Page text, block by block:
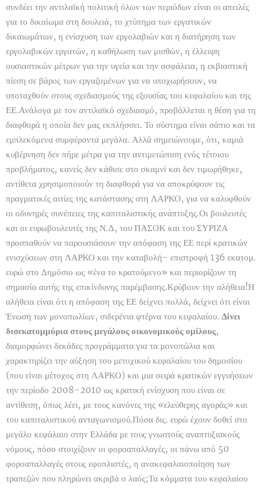
συνδέει την αντιλαϊκή πολιτική όλων των περιόδων είναι οι απειλές
για το δικαίωμα στη δουλειά, το χτύπημα των εργατικών
δικαιωμάτων, η ενίσχυση των εργολαβιών και η διατήρηση των
εργολαβικών εργατών, η καθήλωση των μισθών, η έλλειψη
ουσιαστικών μέτρων για την υγεία και την ασφάλεια, η εκβιαστική
πίεση σε βάρος των εργαζομένων για να υποχωρήσουν, να
υποταχθούν στους σχεδιασμούς της εξουσίας του κεφαλαίου και της
ΕΕ.Ανάλογα με τον αντιλαϊκό σχεδιασμό, προβάλλεται η θέση για τη
διαφθορά η οποία δεν μας εκπλήσσει. Το σύστημα είναι σάπιο και τα
εμπλεκόμενα συμφέροντα μεγάλα. Αλλά σημειώνουμε, ότι, καμιά
κυβέρνηση δεν πήρε μέτρα για την αντιμετώπιση ενός τέτοιου
προβλήματος, κανείς δεν κάθισε στο σκαμνί και δεν τιμωρήθηκε,
αντίθετα χρησιμοποιούν τη διαφθορά για να αποκρύψουν τις
πραγματικές αιτίες της κατάστασης στη ΛΑΡΚΟ, για να καλυφθούν
οι οδυνηρές συνέπειες της καπιταλιστικής ανάπτυξης.Οι βουλευτές
και οι ευρωβουλευτές της Ν.Δ, του ΠΑΣΟΚ και του ΣΥΡΙΖΑ
προσπαθούν να παρουσιάσουν την απόφαση της ΕΕ περί κρατικών
ενισχύσεων στη ΛΑΡΚΟ και την καταβολή- επιστροφή 136 εκατομ.
ευρώ στο Δημόσιο ως «ένα το κρατούμενο» και περιορίζουν τη
σημασία αυτής της επικίνδυνης παρέμβασης.Κρύβουν την αλήθεια!Η
αλήθεια είναι ότι η απόφαση της ΕΕ δείχνει πολλά, δείχνει ότι είναι
Ένωση των μονοπωλίων, σιδερένια φτέρνα του κεφαλαίου. Δίνει
δισεκατομμύρια στους μεγάλους οικονομικούς ομίλους,
διαμορφώνει δεκάδες προγράμματα για τα μονοπώλια και
χαρακτηρίζει την αύξηση του μετοχικού κεφαλαίου του δημοσίου
(που είναι μέτοχος στη ΛΑΡΚΟ) και μια σειρά κρατικών εγγυήσεων
την περίοδο 2008-2010 ως κρατική ενίσχυση που είναι σε
αντίθεση, όπως λέει, με τους κανόνες της «ελεύθερης αγοράς» και
του καπιταλιστικού ανταγωνισμού.Πόσα δις. ευρώ έχουν δοθεί στο
μεγάλο κεφάλαιο στην Ελλάδα με τους γνωστούς αναπτυξιακούς
νόμους, πόσο στοιχίζουν οι φοροαπαλλαγές, οι πάνω από 50
φοροαπαλλαγές στους εφοπλιστές, η ανακεφαλαιοποίηση των
τραπεζών που πληρώνει ακριβά ο λαός;Τα κόμματα του κεφαλαίου